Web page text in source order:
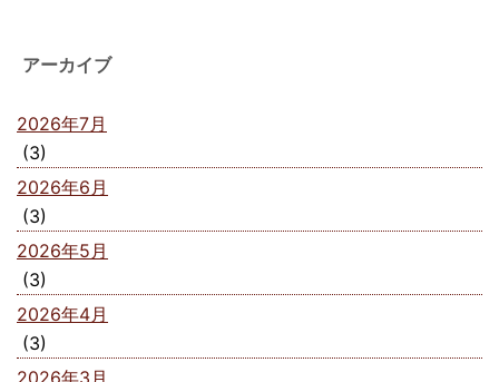
アーカイブ
2026年7月
(3)
2026年6月
(3)
2026年5月
(3)
2026年4月
(3)
2026年3月